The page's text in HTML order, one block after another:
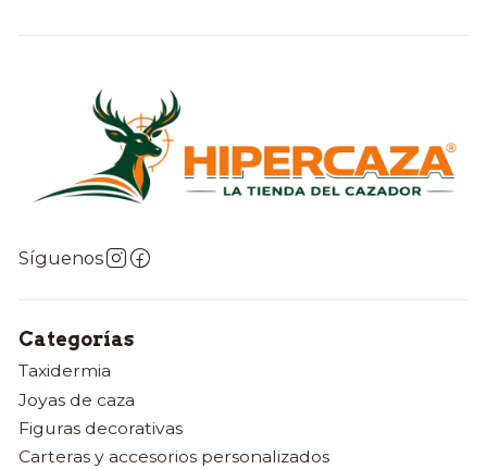
Síguenos
Categorías
Taxidermia
Joyas de caza
Figuras decorativas
Carteras y accesorios personalizados